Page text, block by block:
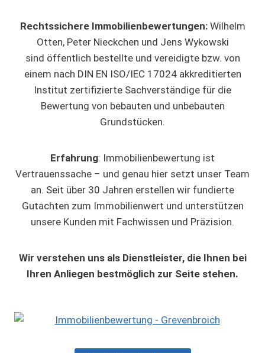
Rechtssichere Immobilienbewertungen:Wilhelm
Otten, Peter Nieckchen und Jens Wykowski
sind öffentlich bestellte und vereidigte bzw. von
einem nach DIN EN ISO/IEC 17024 akkreditierten
Institut zertifizierte Sachverständige für die
Bewertung von bebauten und unbebauten
Grundstücken.
Erfahrung: Immobilienbewertung ist
Vertrauenssache – und genau hier setzt unser Team
an. Seit über 30 Jahren erstellen wir fundierte
Gutachten zum Immobilienwert und unterstützen
unsere Kunden mit Fachwissen und Präzision.
Wir verstehen uns als Dienstleister, die Ihnen bei
Ihren Anliegen bestmöglich zur Seite stehen.